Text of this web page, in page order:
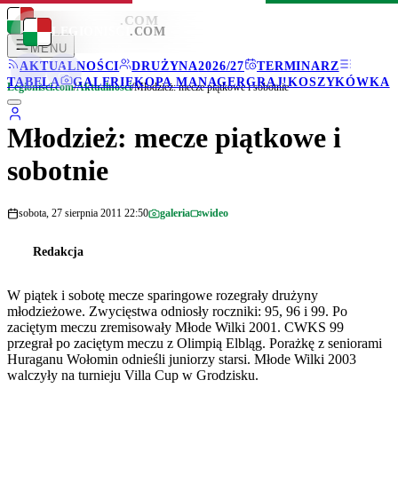
LEGIONISCI .COM
MENU
AKTUALNOŚCI
DRUŻYNA2026/27
TERMINARZ
TABELA
GALERIEKOPA MANAGERGRAJ!KOSZYKÓWKA
LEGIONISCI .COM
Legionisci.com/Aktualności/Młodzież: mecze piątkowe i sobotnie
Młodzież: mecze piątkowe i
sobotnie
sobota, 27 sierpnia 2011 22:50 galeria wideo
Redakcja
W piątek i sobotę mecze sparingowe rozegrały drużyny
młodzieżowe. Zwycięstwa odniosły roczniki: 95, 96 i 99. Po
zaciętym meczu zremisowały Młode Wilki 2001. CWKS 99
przegrał po zaciętym meczu z Olimpią Elbląg. Porażkę z seniorami
Huraganu Wołomin odnieśli juniorzy starsi. Młode Wilki 2003
walczyły na turnieju Villa Cup w Grodzisku.